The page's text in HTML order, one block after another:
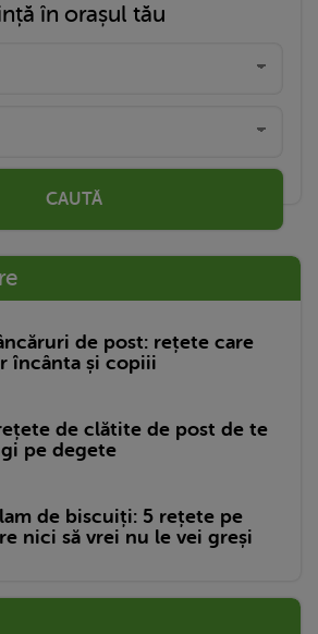
în orașul tău
CAUTĂ
de post: rețete care
încânta și copiii
de clătite de post de te
pe degete
de biscuiți: 5 rețete pe
nici să vrei nu le vei greși